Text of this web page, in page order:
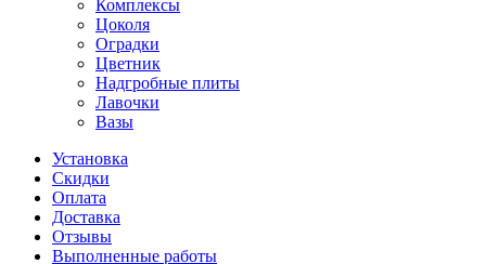
Комплексы
Цоколя
Оградки
Цветник
Надгробные плиты
Лавочки
Вазы
Установка
Скидки
Оплата
Доставка
Отзывы
Выполненные работы